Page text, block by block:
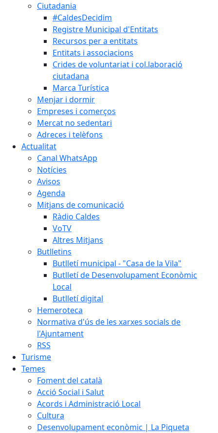
Ciutadania
#CaldesDecidim
Registre Municipal d'Entitats
Recursos per a entitats
Entitats i associacions
Crides de voluntariat i col.laboració
ciutadana
Marca Turística
Menjar i dormir
Empreses i comerços
Mercat no sedentari
Adreces i telèfons
Actualitat
Canal WhatsApp
Notícies
Avisos
Agenda
Mitjans de comunicació
Ràdio Caldes
VoTV
Altres Mitjans
Butlletins
Butlletí municipal - "Casa de la Vila"
Butlletí de Desenvolupament Econòmic
Local
Butlletí digital
Hemeroteca
Normativa d'ús de les xarxes socials de
l'Ajuntament
RSS
Turisme
Temes
Foment del català
Acció Social i Salut
Acords i Administració Local
Cultura
Desenvolupament econòmic | La Piqueta